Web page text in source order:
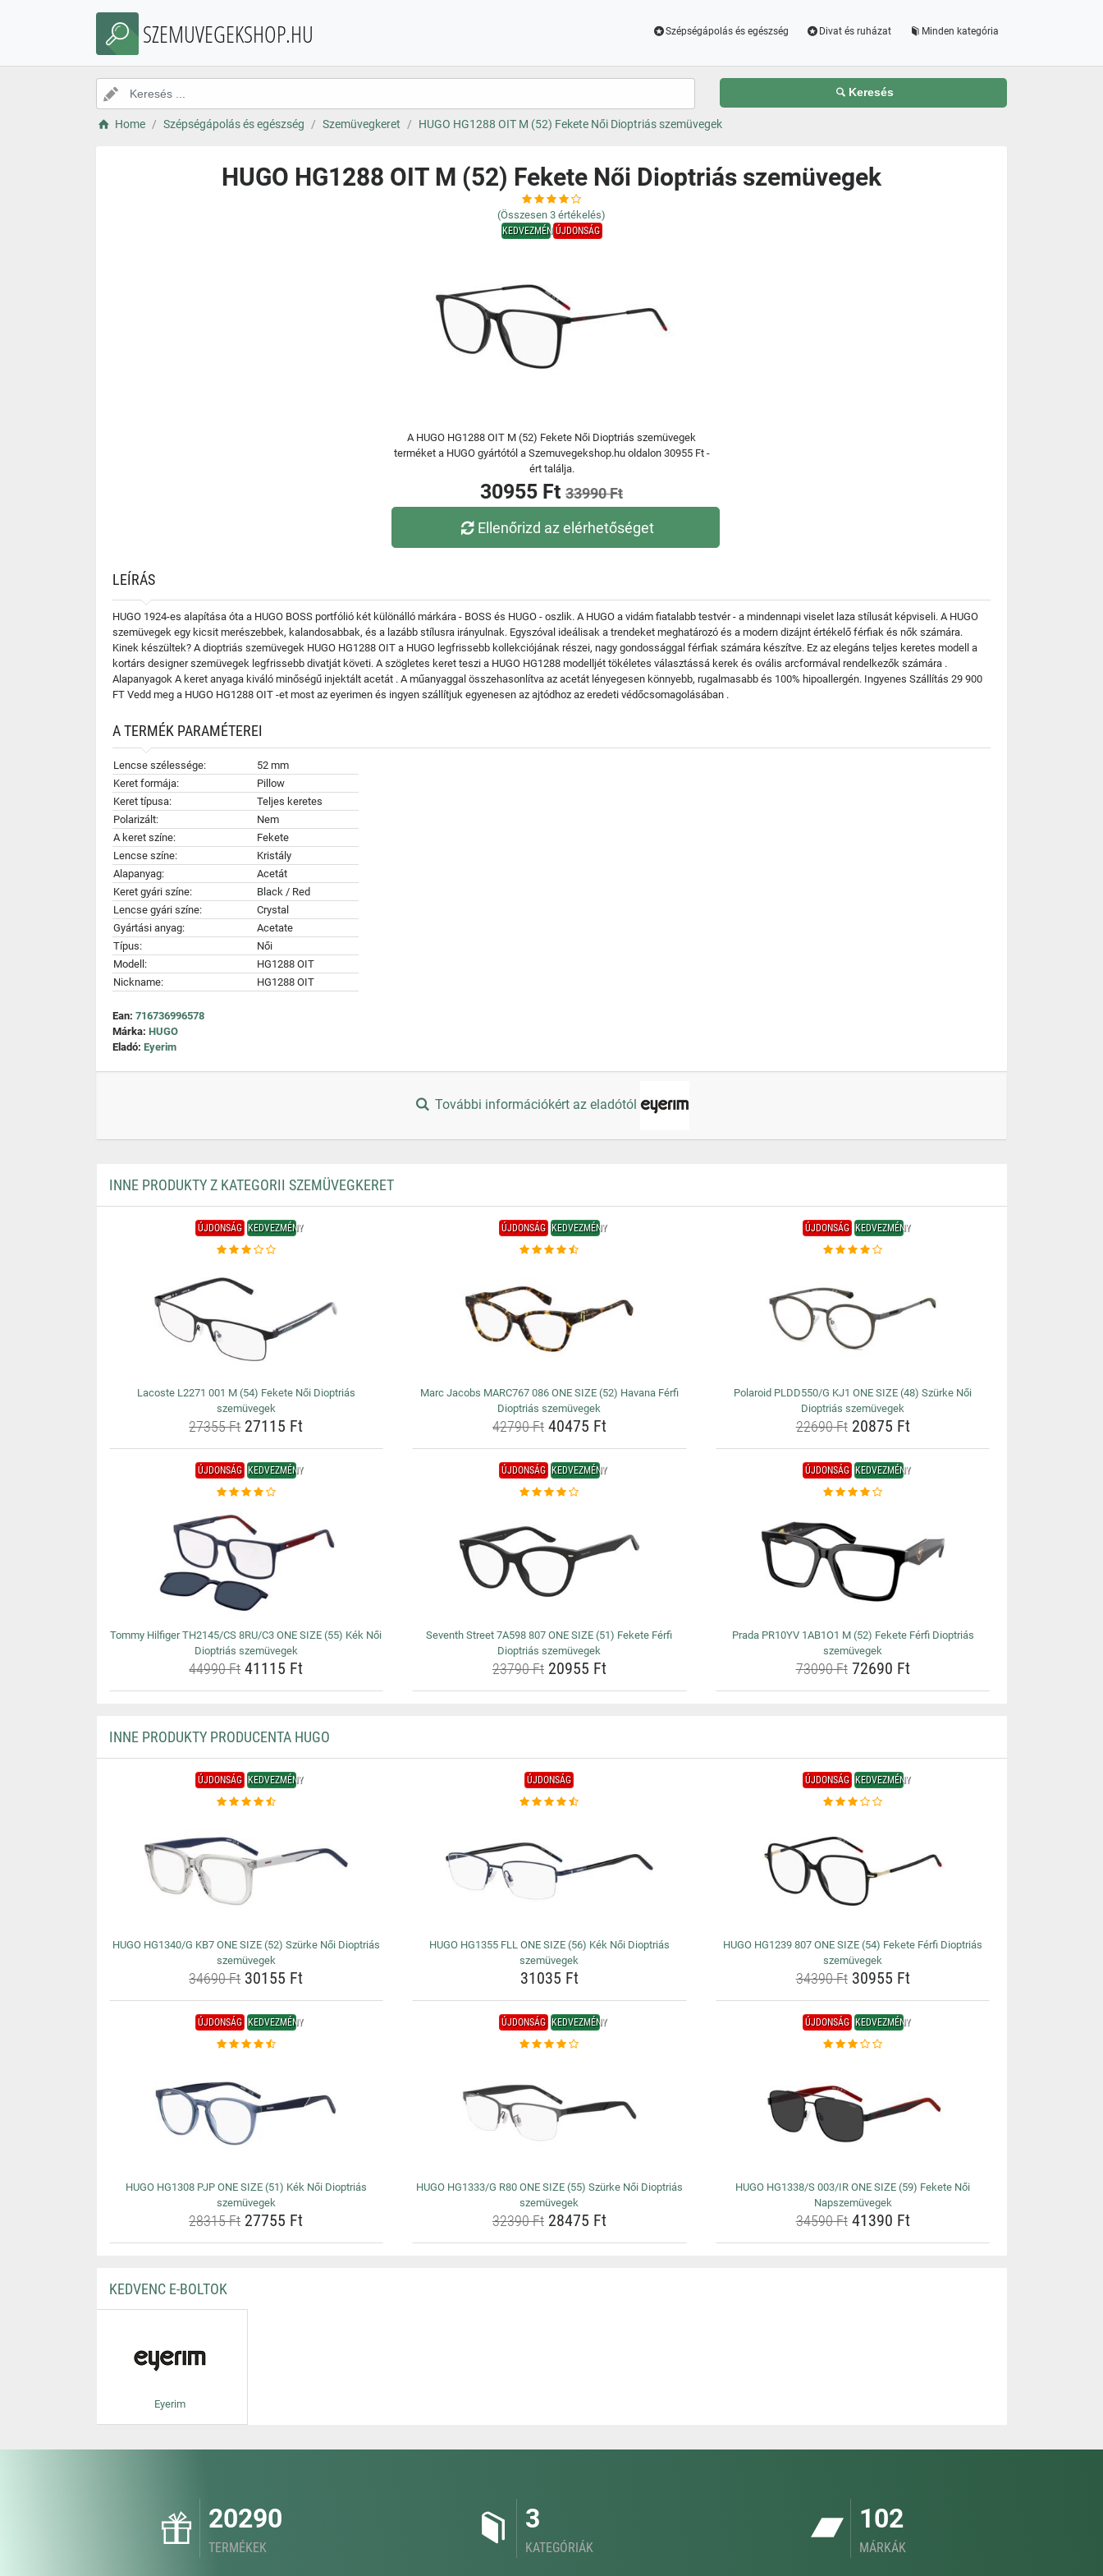
SZEMUVEGEKSHOP.HU Szépségápolás és egészség Divat és ruházat Minden kategória
Keresés
Home Szépségápolás és egészség Szemüvegkeret HUGO HG1288 OIT M (52) Fekete Női Dioptriás szemüvegek
HUGO HG1288 OIT M (52) Fekete Női Dioptriás szemüvegek
(Összesen 3 értékelés)
KEDVEZMÉNYÚJDONSÁG
A HUGO HG1288 OIT M (52) Fekete Női Dioptriás szemüvegek
terméket a HUGO gyártótól a Szemuvegekshop.hu oldalon 30955 Ft -
ért találja.
30955 Ft 33990 Ft
Ellenőrizd az elérhetőséget
LEÍRÁS
HUGO 1924-es alapítása óta a HUGO BOSS portfólió két különálló márkára - BOSS és HUGO - oszlik. A HUGO a vidám fiatalabb testvér - a mindennapi viselet laza stílusát képviseli. A HUGO
szemüvegek egy kicsit merészebbek, kalandosabbak, és a lazább stílusra irányulnak. Egyszóval ideálisak a trendeket meghatározó és a modern dizájnt értékelő férfiak és nők számára.
Kinek készültek? A dioptriás szemüvegek HUGO HG1288 OIT a HUGO legfrissebb kollekciójának részei, nagy gondossággal férfiak számára készítve. Ez az elegáns teljes keretes modell a
kortárs designer szemüvegek legfrissebb divatját követi. A szögletes keret teszi a HUGO HG1288 modelljét tökéletes választássá kerek és ovális arcformával rendelkezők számára .
Alapanyagok A keret anyaga kiváló minőségű injektált acetát . A műanyaggal összehasonlítva az acetát lényegesen könnyebb, rugalmasabb és 100% hipoallergén. Ingyenes Szállítás 29 900
FT Vedd meg a HUGO HG1288 OIT -et most az eyerimen és ingyen szállítjuk egyenesen az ajtódhoz az eredeti védőcsomagolásában .
A TERMÉK PARAMÉTEREI
Lencse szélessége:
52 mm
Keret formája:
Pillow
Keret típusa:
Teljes keretes
Polarizált:
Nem
A keret színe:
Fekete
Lencse színe:
Kristály
Alapanyag:
Acetát
Keret gyári színe:
Black / Red
Lencse gyári színe:
Crystal
Gyártási anyag:
Acetate
Típus:
Női
Modell:
HG1288 OIT
Nickname:
HG1288 OIT
Ean: 716736996578
Márka: HUGO
Eladó: Eyerim
További információkért az eladótól
INNE PRODUKTY Z KATEGORII SZEMÜVEGKERET
ÚJDONSÁG KEDVEZMÉNY
Lacoste L2271 001 M (54) Fekete Női Dioptriás
szemüvegek
27355 Ft27115 Ft
ÚJDONSÁG KEDVEZMÉNY
Marc Jacobs MARC767 086 ONE SIZE (52) Havana Férfi
Dioptriás szemüvegek
42790 Ft40475 Ft
ÚJDONSÁG KEDVEZMÉNY
Polaroid PLDD550/G KJ1 ONE SIZE (48) Szürke Női
Dioptriás szemüvegek
22690 Ft20875 Ft
ÚJDONSÁG KEDVEZMÉNY
Tommy Hilfiger TH2145/CS 8RU/C3 ONE SIZE (55) Kék Női
Dioptriás szemüvegek
44990 Ft41115 Ft
ÚJDONSÁG KEDVEZMÉNY
Seventh Street 7A598 807 ONE SIZE (51) Fekete Férfi
Dioptriás szemüvegek
23790 Ft20955 Ft
ÚJDONSÁG KEDVEZMÉNY
Prada PR10YV 1AB1O1 M (52) Fekete Férfi Dioptriás
szemüvegek
73090 Ft72690 Ft
INNE PRODUKTY PRODUCENTA HUGO
ÚJDONSÁG KEDVEZMÉNY
HUGO HG1340/G KB7 ONE SIZE (52) Szürke Női Dioptriás
szemüvegek
34690 Ft30155 Ft
ÚJDONSÁG
HUGO HG1355 FLL ONE SIZE (56) Kék Női Dioptriás
szemüvegek
31035 Ft
ÚJDONSÁG KEDVEZMÉNY
HUGO HG1239 807 ONE SIZE (54) Fekete Férfi Dioptriás
szemüvegek
34390 Ft30955 Ft
ÚJDONSÁG KEDVEZMÉNY
HUGO HG1308 PJP ONE SIZE (51) Kék Női Dioptriás
szemüvegek
28315 Ft27755 Ft
ÚJDONSÁG KEDVEZMÉNY
HUGO HG1333/G R80 ONE SIZE (55) Szürke Női Dioptriás
szemüvegek
32390 Ft28475 Ft
ÚJDONSÁG KEDVEZMÉNY
HUGO HG1338/S 003/IR ONE SIZE (59) Fekete Női
Napszemüvegek
34590 Ft41390 Ft
KEDVENC E-BOLTOK
Eyerim
20290
TERMÉKEK
3
KATEGÓRIÁK
102
MÁRKÁK